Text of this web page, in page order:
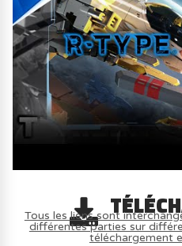
Tous les liens sont
différentes parties sur
téléchargement